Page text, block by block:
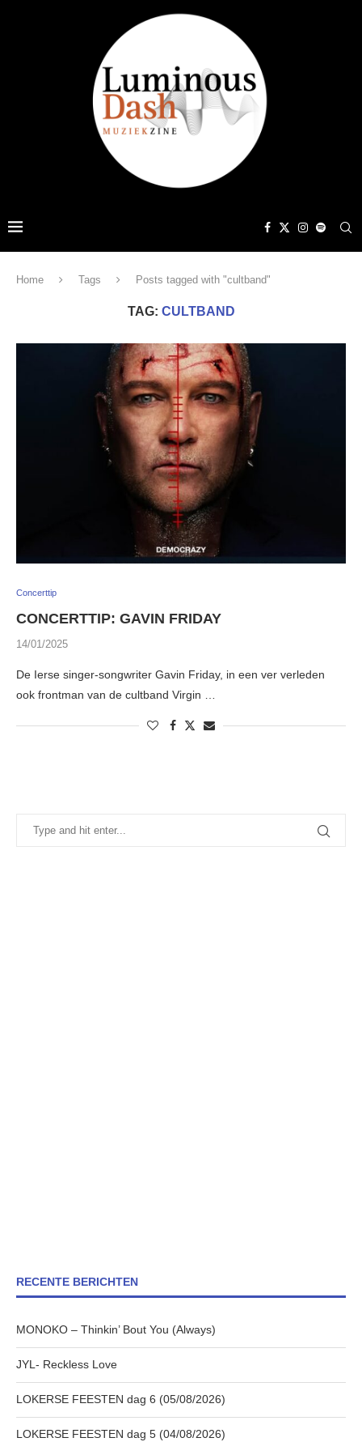
Home Tags Posts tagged with "cultband"
TAG: CULTBAND
Concerttip
CONCERTTIP: GAVIN FRIDAY
14/01/2025
De Ierse singer-songwriter Gavin Friday, in een ver verleden
ook frontman van de cultband Virgin …
RECENTE BERICHTEN
MONOKO – Thinkin’ Bout You (Always)
JYL- Reckless Love
LOKERSE FEESTEN dag 6 (05/08/2026)
LOKERSE FEESTEN dag 5 (04/08/2026)